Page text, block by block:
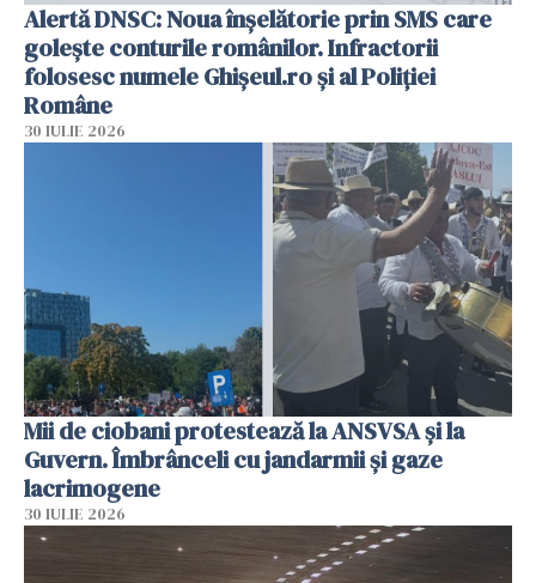
Alertă DNSC: Noua înșelătorie prin SMS care
golește conturile românilor. Infractorii
folosesc numele Ghișeul.ro și al Poliției
Române
30 IULIE 2026
Mii de ciobani protestează la ANSVSA și la
Guvern. Îmbrânceli cu jandarmii și gaze
lacrimogene
30 IULIE 2026